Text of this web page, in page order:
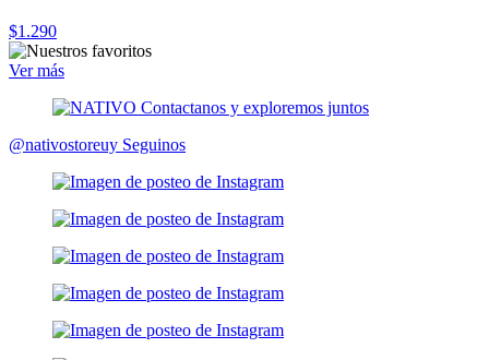
$1.290
Ver más
@nativostoreuy Seguinos